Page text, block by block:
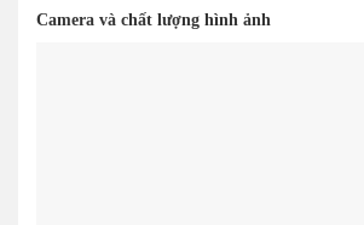
Camera và chất lượng hình ảnh